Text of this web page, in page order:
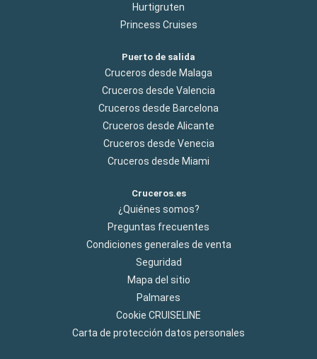
Hurtigruten
Princess Cruises
Puerto de salida
Cruceros desde Malaga
Cruceros desde Valencia
Cruceros desde Barcelona
Cruceros desde Alicante
Cruceros desde Venecia
Cruceros desde Miami
Cruceros.es
¿Quiénes somos?
Preguntas frecuentes
Condiciones generales de venta
Seguridad
Mapa del sitio
Palmares
Cookie CRUISELINE
Carta de protección datos personales